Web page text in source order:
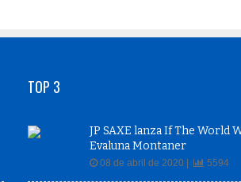
TOP 3
JP SAXE lanza If The World
Evaluna Montaner
08 de abril de 2020 | 5594